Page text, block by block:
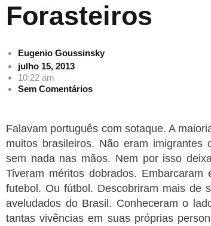
Forasteiros
Eugenio Goussinsky
julho 15, 2013
10:22 am
Sem Comentários
Falavam português com sotaque. A
muitos brasileiros. Não eram imigrantes
sem nada nas mãos. Nem por isso
Tiveram méritos dobrados.
futebol. Ou fútbol. Descobriram mais de
aveludados do Brasil. Conheceram o
tantas vivências em suas próprias